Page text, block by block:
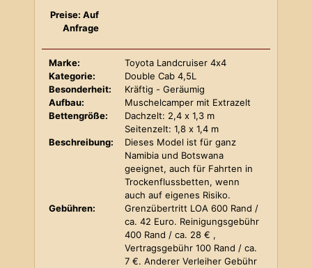
Preise: Auf
Anfrage
Marke:
Toyota Landcruiser 4x4
Kategorie:
Double Cab 4,5L
Besonderheit:
Kräftig - Geräumig
Aufbau:
Muschelcamper mit Extrazelt
Bettengröße:
Dachzelt: 2,4 x 1,3 m
Seitenzelt: 1,8 x 1,4 m
Beschreibung:
Dieses Model ist für ganz
Namibia und Botswana
geeignet, auch für Fahrten in
Trockenflussbetten, wenn
auch auf eigenes Risiko.
Gebühren:
Grenzübertritt LOA 600 Rand /
ca. 42 Euro. Reinigungsgebühr
400 Rand / ca. 28 € ,
Vertragsgebühr 100 Rand / ca.
7 €. Anderer Verleiher Gebühr